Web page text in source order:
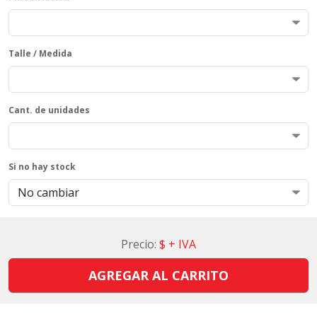
Talle / Medida
Cant. de unidades
Si no hay stock
Precio: $ + IVA
AGREGAR AL CARRITO